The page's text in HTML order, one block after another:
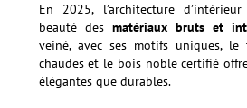
En 2025, l’architecture
beauté des matériaux bruts et
veiné, avec ses motifs uniques,
chaudes et le bois noble certifié
élégantes que durables.